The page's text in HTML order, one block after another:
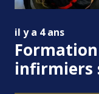
il y a 4 ans
infirmiers